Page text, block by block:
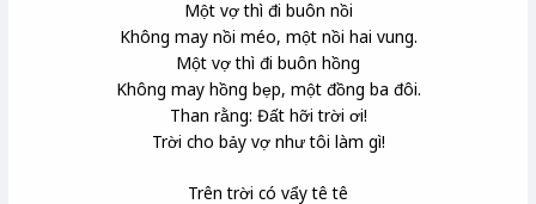
Một vợ thì đi buôn nồi
Không may nồi méo, một nồi hai vung.
Một vợ thì đi buôn hồng
Không may hồng bẹp, một đồng ba đôi.
Than rằng: Đất hỡi trời ơi!
Trời cho bảy vợ như tôi làm gì!
Trên trời có vẩy tê tê